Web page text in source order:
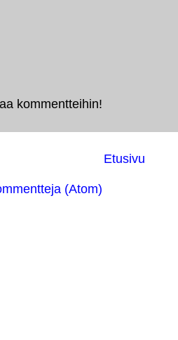
kommentteihin!
Etusivu
(Atom)